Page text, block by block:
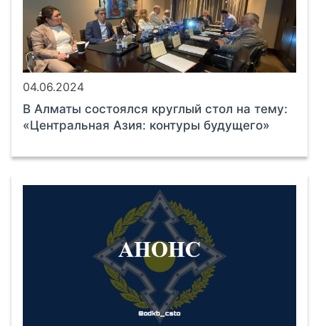
04.06.2024
В Алматы состоялся круглый стол на тему:
«Центральная Азия: контуры будущего»